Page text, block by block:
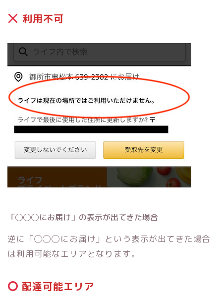
利用不可
「◯◯◯にお届け」の表示が出てきた場合
逆に「◯◯◯にお届け」という表示が出てきた場合
は利用可能なエリアとなります。
配達可能エリア